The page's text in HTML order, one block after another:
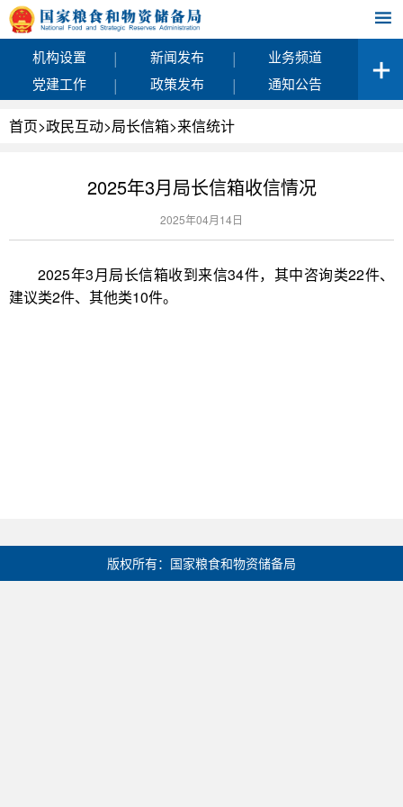
机构设置 | 新闻发布 |
业务频道
党建工作
| 政策发布 | 通知公告
首页>政民互动>局长信箱>来信统计
2025年3月局长信箱收信情况
2025年04月14日
2025年3月局长信箱收到来信34件，其中咨询类22件、
建议类2件、其他类10件。
版权所有：国家粮食和物资储备局